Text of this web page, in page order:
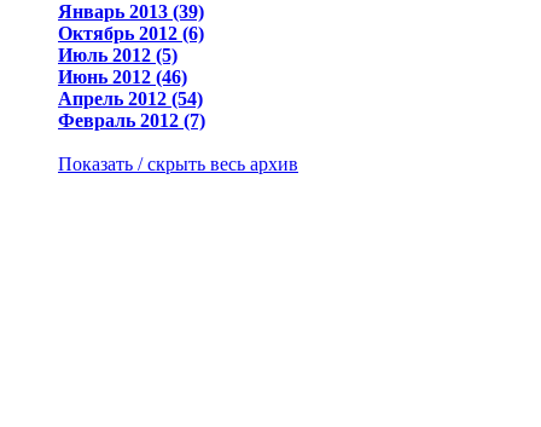
Январь 2013 (39)
Октябрь 2012 (6)
Июль 2012 (5)
Июнь 2012 (46)
Апрель 2012 (54)
Февраль 2012 (7)
Показать / скрыть весь архив